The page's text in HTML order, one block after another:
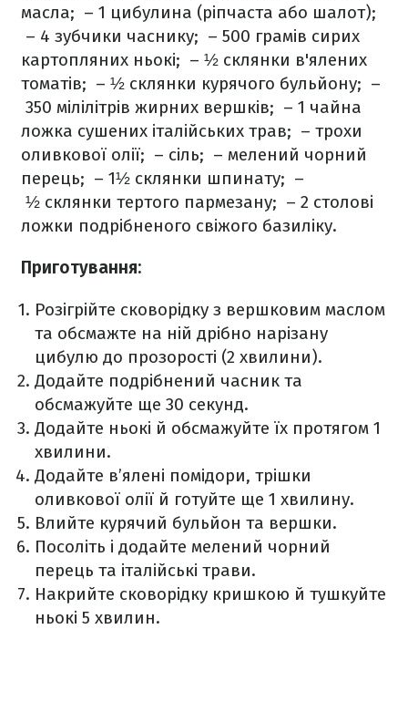
масла; – 1 цибулина (ріпчаста або шалот);
– 4 зубчики часнику; – 500 грамів сирих
картопляних ньокі; – ½ склянки в'ялених
томатів; – ½ склянки курячого бульйону; –
350 мілілітрів жирних вершків; – 1 чайна
ложка сушених італійських трав; – трохи
оливкової олії; – сіль; – мелений чорний
перець; – 1½ склянки шпинату; –
½ склянки тертого пармезану; – 2 столові
ложки подрібненого свіжого базиліку.
Приготування:
Розігрійте сковорідку з вершковим маслом
та обсмажте на ній дрібно нарізану
цибулю до прозорості (2 хвилини).
Додайте подрібнений часник та
обсмажуйте ще 30 секунд.
Додайте ньокі й обсмажуйте їх протягом 1
хвилини.
Додайте в’ялені помідори, трішки
оливкової олії й готуйте ще 1 хвилину.
Влийте курячий бульйон та вершки.
Посоліть і додайте мелений чорний
перець та італійські трави.
Накрийте сковорідку кришкою й тушкуйте
ньокі 5 хвилин.